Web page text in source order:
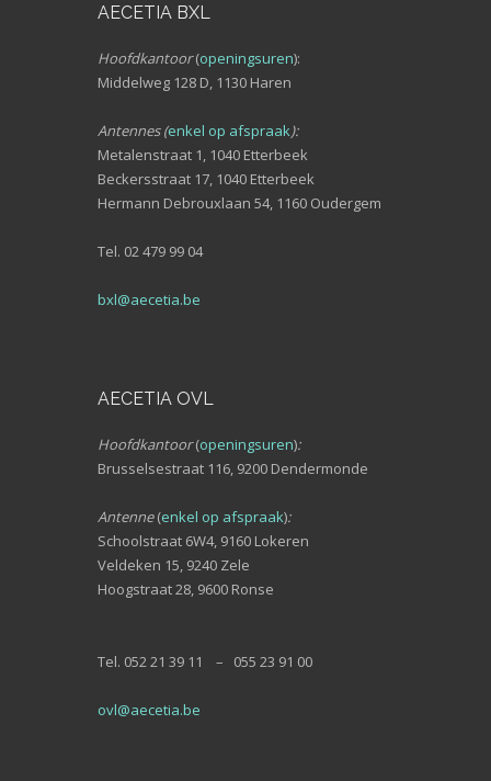
AECETIA BXL
Hoofdkantoor(openingsuren):
Middelweg 128 D, 1130 Haren
Antennes (enkel op afspraak):
Metalenstraat 1, 1040 Etterbeek
Beckersstraat 17, 1040 Etterbeek
Hermann Debrouxlaan 54, 1160 Oudergem
Tel. 02 479 99 04
bxl@aecetia.be
AECETIA OVL
Hoofdkantoor(openingsuren):
Brusselsestraat 116, 9200 Dendermonde
Antenne(enkel op afspraak):
Schoolstraat 6W4, 9160 Lokeren
Veldeken 15, 9240 Zele
Hoogstraat 28, 9600 Ronse
Tel. 052 21 39 11 – 055 23 91 00
ovl@aecetia.be